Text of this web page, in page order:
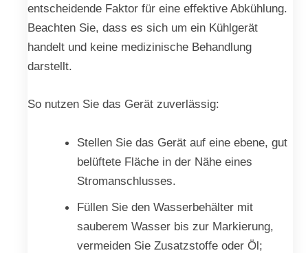
entscheidende Faktor für eine effektive Abkühlung.
Beachten Sie, dass es sich um ein Kühlgerät
handelt und keine medizinische Behandlung
darstellt.
So nutzen Sie das Gerät zuverlässig:
Stellen Sie das Gerät auf eine ebene, gut
belüftete Fläche in der Nähe eines
Stromanschlusses.
Füllen Sie den Wasserbehälter mit
sauberem Wasser bis zur Markierung,
vermeiden Sie Zusatzstoffe oder Öl;